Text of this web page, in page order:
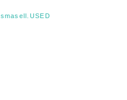
smasell.USED